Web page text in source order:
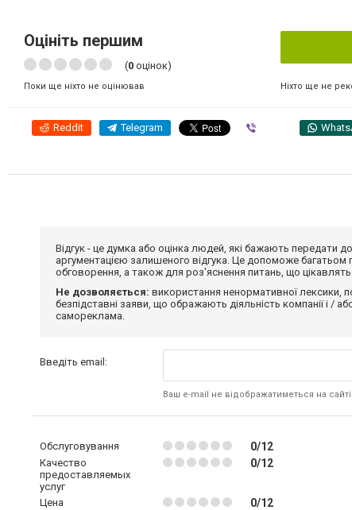
Оцініть першим
(0 оцінок)
Поки ще ніхто не оцінював Ніхто ще не
Reddit Telegram
Відгук - це думка або оцінка людей, які бажають
аргументацією залишеного відгука. Це допоможе багатьом
обговорення, а також для роз'яснення питань, що
Не дозволяється: використання ненормативної лексики,
безпідставні заяви, що ображають діяльність компанії і /
самореклама.
Введіть email:
Ваш e-mail не відображатиметься на сайті
Обслуговування 0/12
Качество
предоставляемых
услуг
0/12
Цена 0/12